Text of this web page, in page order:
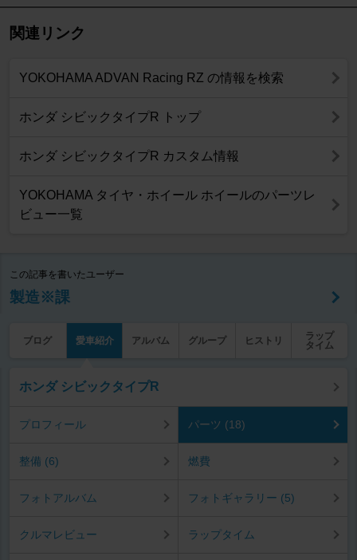
関連リンク
YOKOHAMA ADVAN Racing RZ の情報を検索
ホンダ シビックタイプR トップ
ホンダ シビックタイプR カスタム情報
YOKOHAMA タイヤ・ホイール ホイールのパーツレ
ビュー一覧
この記事を書いたユーザー
製造※課
ブログ 愛車紹介 アルバム グループ ヒストリ
ラップ
タイム
ホンダ シビックタイプR
プロフィール パーツ (18)
整備 (6) 燃費
フォトアルバム フォトギャラリー (5)
クルマレビュー ラップタイム